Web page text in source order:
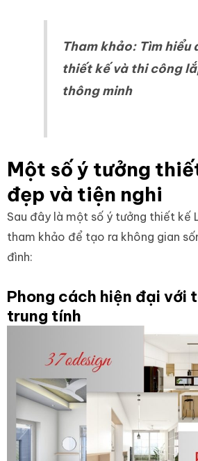
Tham khảo: Tìm hiểu
thiết kế và thi công
thông minh
Một số ý tưởng
đẹp và tiện nghi
Sau đây là một số ý tưởng thiết kế
tham khảo để tạo ra không gian
đình:
Phong cách hiện đại với
trung tính